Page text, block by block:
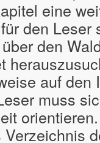
eine
den Leser
den
auf den
muss